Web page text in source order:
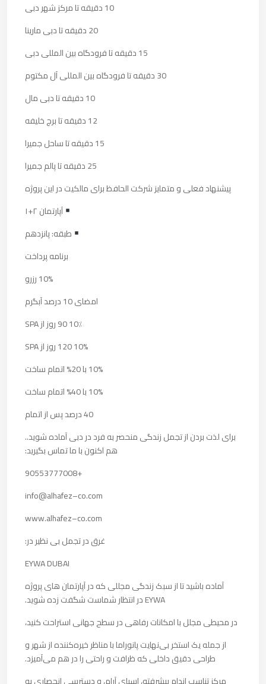
10 دقیقه تا مرکز شهر دبی
20 دقیقه تا دبی مارینا
15 دقیقه تا فرودگاه بین المللی دبی
30 دقیقه تا فرودگاه بین المللی آل مکتوم
10 دقیقه تا دبی مال
12 دقیقه تا برج خلیفه
15 دقیقه تا ساحل جمیرا
25 دقیقه تا پالم جمیرا
پیشنهاد فعلی و متمایز شرکت الحافظ برای مالکیت در این پروژه
آپارتمان ۲+۱
طبقه: پانزدهم
برنامه پرداخت
10% رزرو
امضای 10 درصد آبگرم
10٪ 90 روز از SPA
10% 120 روز از SPA
10% با 20% اتمام ساخت
10% با 40% اتمام ساخت
40 درصد پس از اتمام
برای لذت بردن از تجمل زندگی منحصر به فرد در دبی آماده شوید..
هم اکنون با ما تماس بگیرید:
+90553777008
info@alhafez–co.com
www.alhafez–co.com
غرق در تجمل بی نظیر در:
EYWA DUBAI
آماده باشید تا از سبک زندگی مجللی که در آپارتمان های پروژه
EYWA در انتظار شماست شگفت زده شوید.
در محیطی مجلل با امکانات رفاهی در سطح جهانی استراحت کنید،
از جمله یک استخر بی‌نهایت پانوراما با مناظر خیره‌کننده از شهر و
طراحی دقیق داخلی که ظرافت و راحتی را در هم می‌آمیزد.